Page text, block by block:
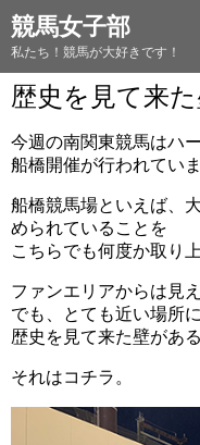
競馬女子部
私たち！競馬が大好きです！
歴史を見て来た
今週の南関東競馬はハ
船橋開催が行われていま
船橋競馬場といえば、
められていることを
こちらでも何度か取り
ファンエリアからは見え
でも、とても近い場所に
歴史を見て来た壁がある
それはコチラ。